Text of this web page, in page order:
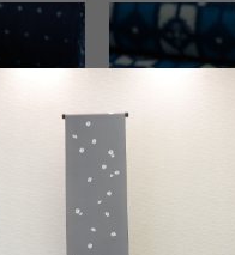
久留米絣